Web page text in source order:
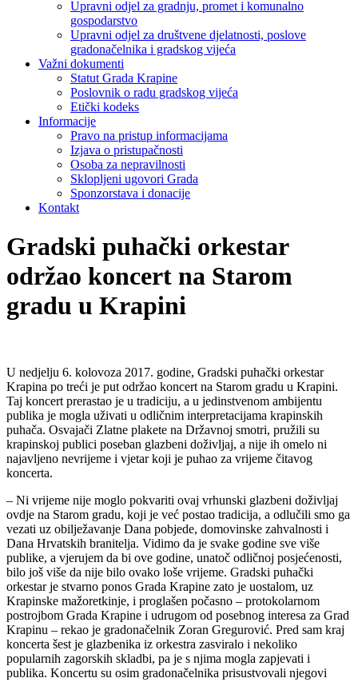
Upravni odjel za gradnju, promet i komunalno
gospodarstvo
Upravni odjel za društvene djelatnosti, poslove
gradonačelnika i gradskog vijeća
Važni dokumenti
Statut Grada Krapine
Poslovnik o radu gradskog vijeća
Etički kodeks
Informacije
Pravo na pristup informacijama
Izjava o pristupačnosti
Osoba za nepravilnosti
Sklopljeni ugovori Grada
Sponzorstava i donacije
Kontakt
Gradski puhački orkestar
održao koncert na Starom
gradu u Krapini
U nedjelju 6. kolovoza 2017. godine, Gradski puhački orkestar
Krapina po treći je put održao koncert na Starom gradu u Krapini.
Taj koncert prerastao je u tradiciju, a u jedinstvenom ambijentu
publika je mogla uživati u odličnim interpretacijama krapinskih
puhača. Osvajači Zlatne plakete na Državnoj smotri, pružili su
krapinskoj publici poseban glazbeni doživljaj, a nije ih omelo ni
najavljeno nevrijeme i vjetar koji je puhao za vrijeme čitavog
koncerta.
– Ni vrijeme nije moglo pokvariti ovaj vrhunski glazbeni doživljaj
ovdje na Starom gradu, koji je već postao tradicija, a odlučili smo ga
vezati uz obilježavanje Dana pobjede, domovinske zahvalnosti i
Dana Hrvatskih branitelja. Vidimo da je svake godine sve više
publike, a vjerujem da bi ove godine, unatoč odličnoj posjećenosti,
bilo još više da nije bilo ovako loše vrijeme. Gradski puhački
orkestar je stvarno ponos Grada Krapine zato je uostalom, uz
Krapinske mažoretkinje, i proglašen počasno – protokolarnom
postrojbom Grada Krapine i udrugom od posebnog interesa za Grad
Krapinu – rekao je gradonačelnik Zoran Gregurović. Pred sam kraj
koncerta šest je glazbenika iz orkestra zasviralo i nekoliko
popularnih zagorskih skladbi, pa je s njima mogla zapjevati i
publika. Koncertu su osim gradonačelnika prisustvovali njegovi